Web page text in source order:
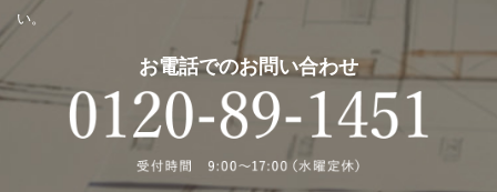
い。
お電話でのお問い合わせ